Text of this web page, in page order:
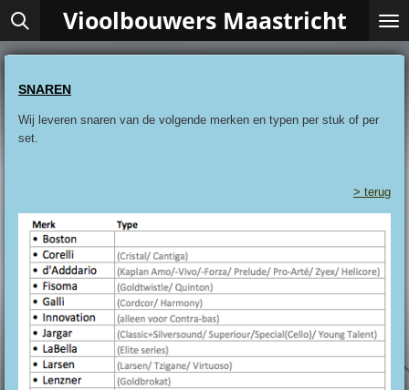
Ga
naar
hoofdinhoud
Vioolbouwers Maastricht
SNAREN
Wij leveren snaren van de volgende merken en typen per stuk of per
set.
> terug